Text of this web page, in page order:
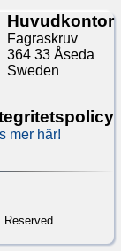
Huvudkontor
Fagraskruv
364 33 Åseda
Sweden
mer här!